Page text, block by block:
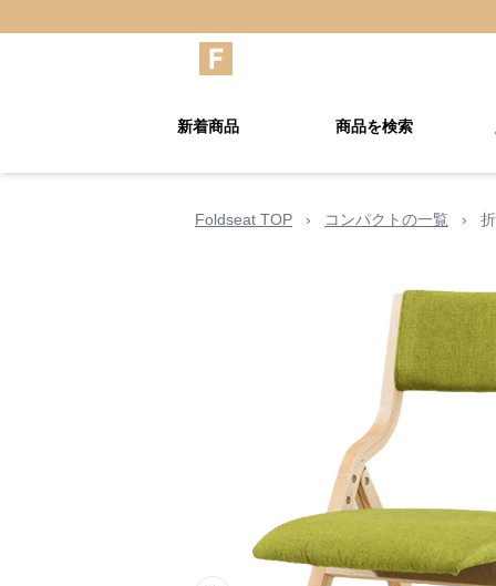
新着商品 商品を検索
Foldseat TOP › コンパクトの一覧 ›